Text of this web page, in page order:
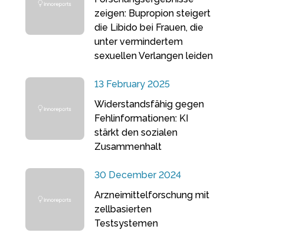
zeigen: Bupropion steigert
die Libido bei Frauen, die
unter vermindertem
sexuellen Verlangen leiden
13 February 2025
Widerstandsfähig gegen
Fehlinformationen: KI
stärkt den sozialen
Zusammenhalt
30 December 2024
Arzneimittelforschung mit
zellbasierten
Testsystemen